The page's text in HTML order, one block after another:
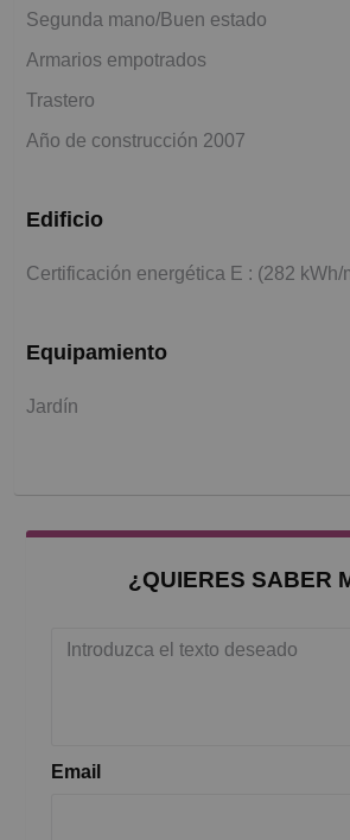
Segunda mano/Buen estado
Armarios empotrados
Trastero
Año de construcción 2007
Edificio
Certificación energética E : (282 kWh/
Equipamiento
Jardín
¿QUIERES SABER
Email